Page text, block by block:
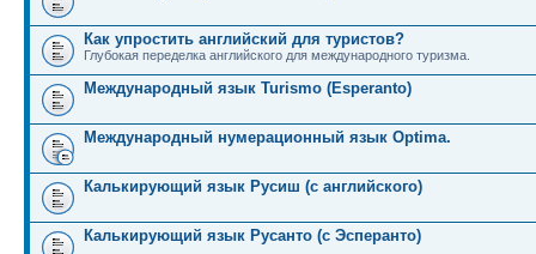
Как упростить английский для туристов?
Глубокая переделка английского для международного туризма.
Международный язык Turismo (Esperanto)
Международный нумерационный язык Optima.
Калькирующий язык Русиш (с английского)
Калькирующий язык Русанто (с Эсперанто)